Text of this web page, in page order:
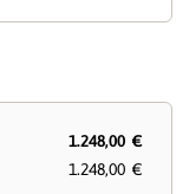
1.248,00 €
1.248,00 €